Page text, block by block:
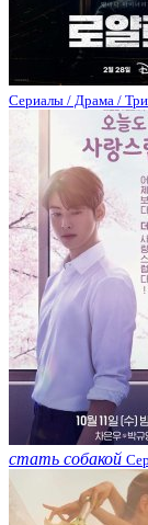
Сериалы / Драма /
стать собакой